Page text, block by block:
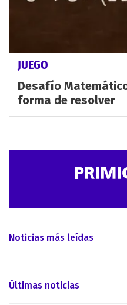
JUEGO
Desafío
forma de resolver
Noticias más leídas
Últimas noticias